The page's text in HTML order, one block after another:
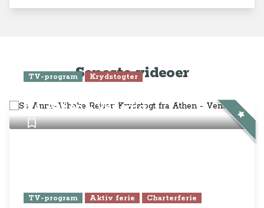
Seneste videoer
TV-program Krydstogter
fra Athen - Venedig
TV-program Aktiv ferie Charterferie